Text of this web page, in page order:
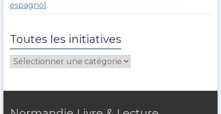
espagnol
Toutes les initiatives